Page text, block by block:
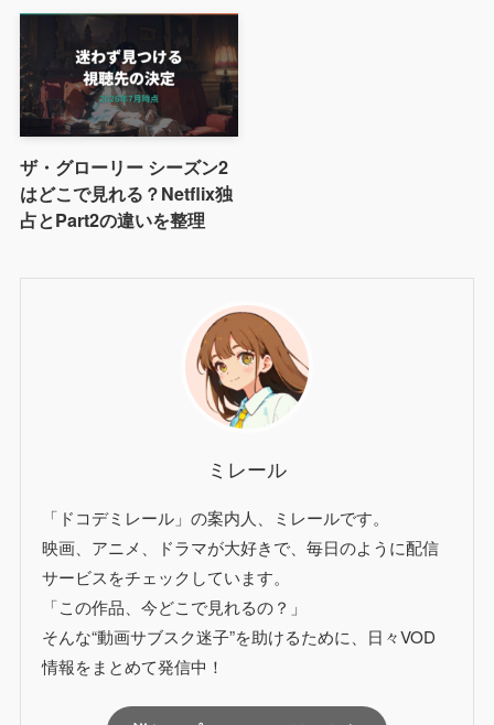
ザ・グローリー シーズン2
はどこで見れる？Netflix独
占とPart2の違いを整理
ミレール
「ドコデミレール」の案内人、ミレールです。
映画、アニメ、ドラマが大好きで、毎日のように配信
サービスをチェックしています。
「この作品、今どこで見れるの？」
そんな“動画サブスク迷子”を助けるために、日々VOD
情報をまとめて発信中！